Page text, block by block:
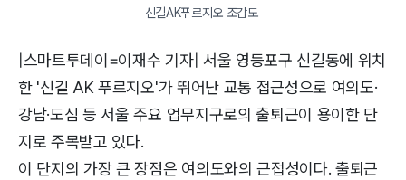
신길AK푸르지오 조감도
|스마트투데이=이재수 기자| 서울 영등포구 신길동에 위치
한 '신길 AK 푸르지오'가 뛰어난 교통 접근성으로 여의도·
강남·도심 등 서울 주요 업무지구로의 출퇴근이 용이한 단
지로 주목받고 있다.
이 단지의 가장 큰 장점은 여의도와의 근접성이다. 출퇴근